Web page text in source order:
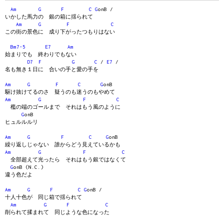
Am G F C GonB /
いかした馬力の 銀の箱に揺られて
Am
G F
C
この街の景色に 成り下がったつもりはない
Bm7-5 E7
Am
始まりでも 終わりでもない
D7
F G C / E7 /
名も無き１日に 合いの手と愛の手を
Am G F C GonB
駆け抜けてるのさ 疑うのも迷うのもやめて
Am
G F
C
檻の端のゴールまで それはもう風のように
GonB
ヒュルルルリ
Am G F C GonB
繰り返しじゃない 誰からどう見えているかも
Am
G F
C
全部超えて光ったら それはもう銀ではなくて
GonB (N.C.)
違う色だよ
Am G F C GonB /
十人十色が 同じ箱で揺られて
Am
G F
C
削られて揉まれて 同じような色になった